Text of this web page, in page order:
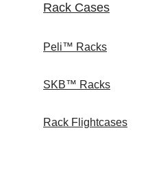
Rack Cases
Peli™ Racks
SKB™ Racks
Rack Flightcases